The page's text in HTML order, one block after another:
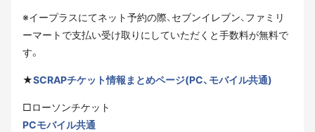
※イープラスにてネット予約の際、セブンイレブン、ファミリ
ーマートで支払い受け取りにしていただくと手数料が無料で
す。
★SCRAPチケット情報まとめページ(PC、モバイル共通)
□ローソンチケット
PCモバイル共通